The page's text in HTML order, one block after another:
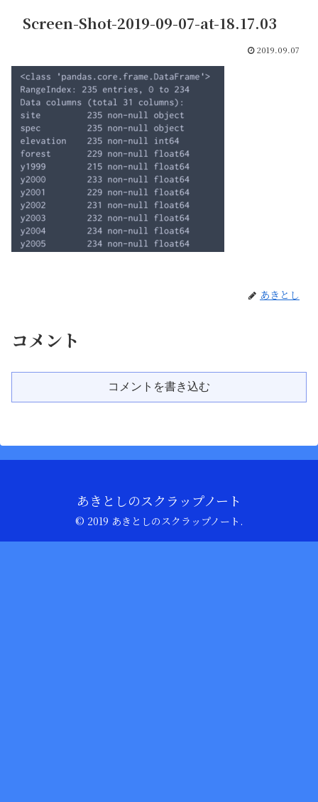
Screen-Shot-2019-09-07-at-18.17.03
2019.09.07
あきとし
コメント
コメントを書き込む
あきとしのスクラップノート
© 2019 あきとしのスクラップノート.